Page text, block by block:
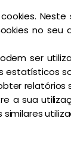
Neste
no seu
ser
estatísticos
relatórios
a sua